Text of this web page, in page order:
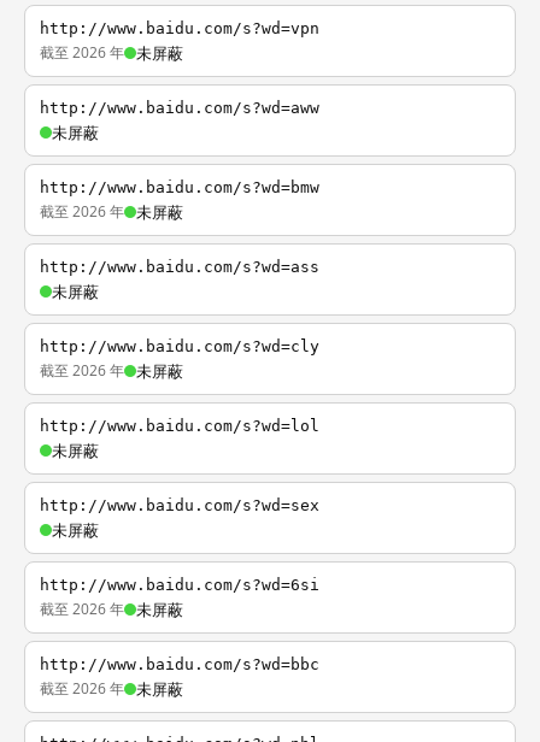
http://www.baidu.com/s?wd=vpn
截至 2026 年 未屏蔽
http://www.baidu.com/s?wd=aww
未屏蔽
http://www.baidu.com/s?wd=bmw
截至 2026 年 未屏蔽
http://www.baidu.com/s?wd=ass
未屏蔽
http://www.baidu.com/s?wd=cly
截至 2026 年 未屏蔽
http://www.baidu.com/s?wd=lol
未屏蔽
http://www.baidu.com/s?wd=sex
未屏蔽
http://www.baidu.com/s?wd=6si
截至 2026 年 未屏蔽
http://www.baidu.com/s?wd=bbc
截至 2026 年 未屏蔽